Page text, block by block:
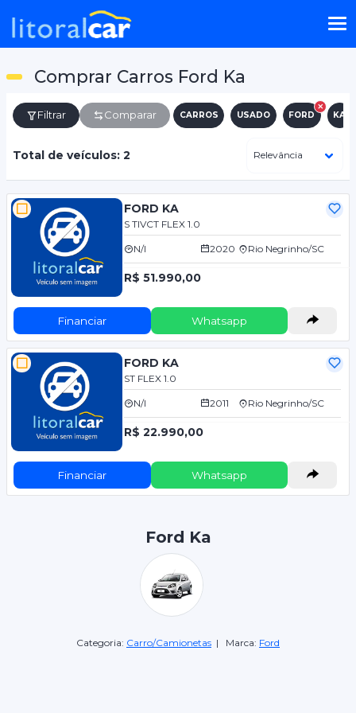
Comprar Carros Ford Ka
Filtrar Comparar CARROS USADO FORD KA
Total de veículos: 2
FORD KA
S TIVCT FLEX 1.0
N/I 2020 Rio Negrinho/SC
R$ 51.990,00
Financiar Whatsapp
FORD KA
ST FLEX 1.0
N/I 2011 Rio Negrinho/SC
R$ 22.990,00
Financiar Whatsapp
Ford Ka
Categoria: Carro/Camionetas | Marca: Ford